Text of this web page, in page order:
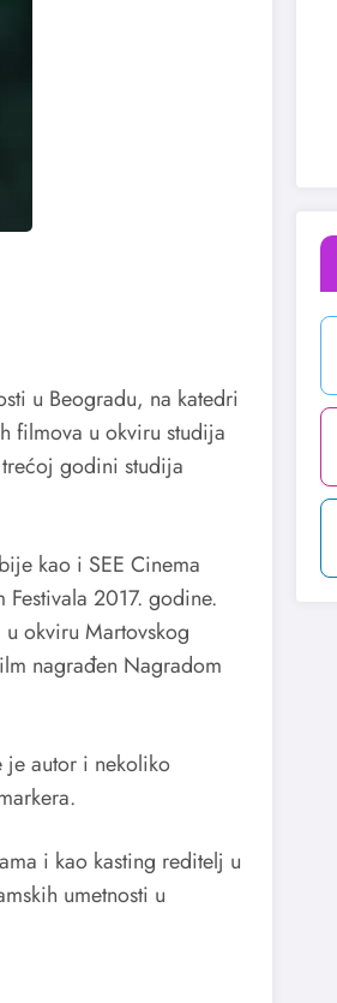
u Beogradu, na katedri
filmova u okviru studija
godini studija
kao i SEE Cinema
2017. godine.
okviru Martovskog
nagrađen Nagradom
je autor i nekoliko
i kao kasting reditelj u
umetnosti u